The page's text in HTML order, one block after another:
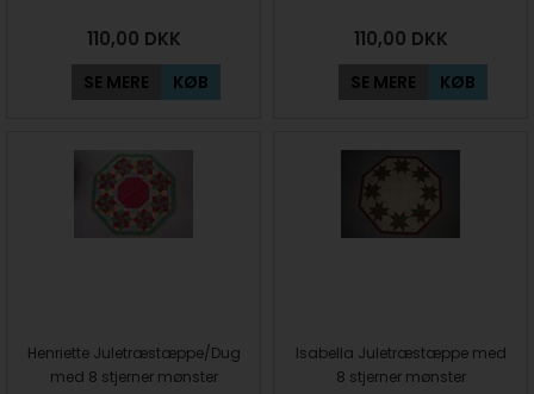
110,00 DKK
SE MERE KØB
110,00 DKK
SE MERE KØB
Henriette Juletræstæppe/Dug
med 8 stjerner mønster
Isabella Juletræstæppe med
8 stjerner mønster